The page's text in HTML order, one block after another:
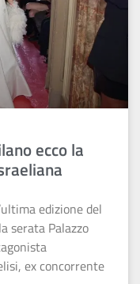
ecco la
edizione del
serata Palazzo
ex concorrente